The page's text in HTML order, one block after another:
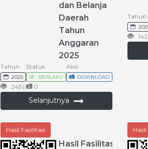
dan Belanja
Daerah
Tahun
Anggaran
2025
Tahun
2025
Status
BERLAKU
Aksi
DOWNLOAD
245 | 0
Selanjutnya
Tahun
Hasil Fasilitasi
Hasil Fasilitasi